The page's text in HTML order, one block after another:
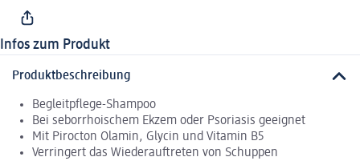
Infos zum Produkt
Produktbeschreibung
Begleitpflege-Shampoo
Bei seborrhoischem Ekzem oder Psoriasis geeignet
Mit Pirocton Olamin, Glycin und Vitamin B5
Verringert das Wiederauftreten von Schuppen